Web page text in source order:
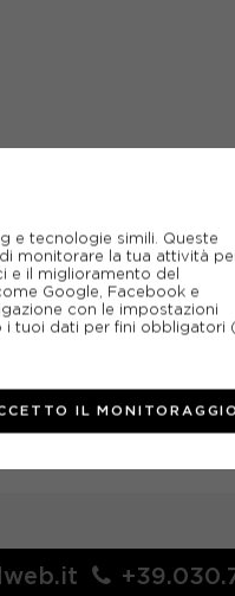
e tecnologie simili. Queste
monitorare la tua attività
e il miglioramento del
Google, Facebook e
con le impostazioni
i tuoi dati per fini obbligatori
IL MONITORAGGIO